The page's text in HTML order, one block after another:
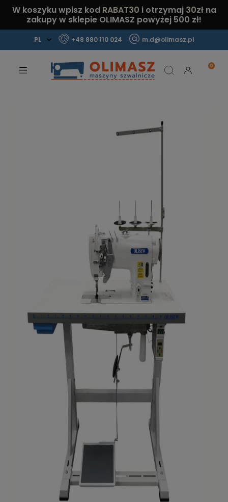
W koszyku wpisz kod RABAT30 i otrzymaj 30złna
zakupy w sklepie OLIMASZ powyżej 500 zł!
+48 880 110 024 m.d@olimasz.pl
Sprawdź!